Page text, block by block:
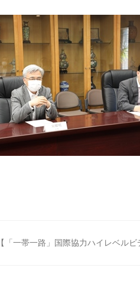
【「一帯一路」国際協力ハイレベル